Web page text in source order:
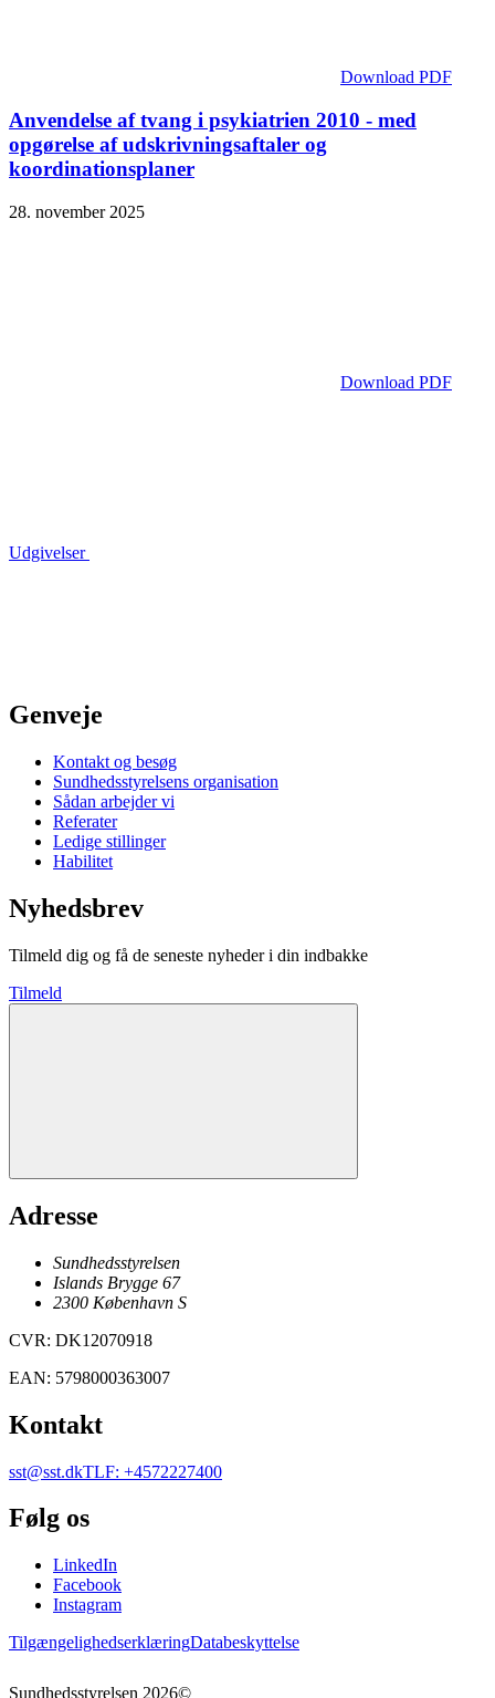
Download PDF
Anvendelse af tvang i psykiatrien 2010 - med
opgørelse af udskrivningsaftaler og
koordinationsplaner
28. november 2025
Download PDF
Udgivelser
Genveje
Kontakt og besøg
Sundhedsstyrelsens organisation
Sådan arbejder vi
Referater
Ledige stillinger
Habilitet
Nyhedsbrev
Tilmeld dig og få de seneste nyheder i din indbakke
Tilmeld
Adresse
Sundhedsstyrelsen
Islands Brygge 67
2300 København S
CVR: DK12070918
EAN: 5798000363007
Kontakt
sst@sst.dkTLF: +4572227400
Følg os
LinkedIn
Facebook
Instagram
TilgængelighedserklæringDatabeskyttelse
Sundhedsstyrelsen 2026©